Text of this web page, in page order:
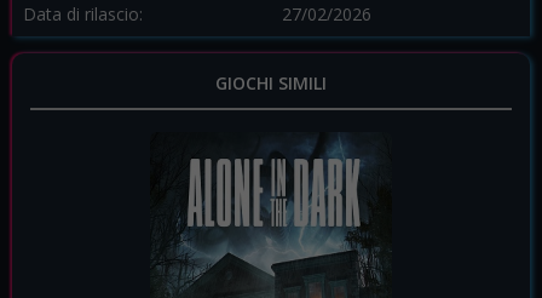
Data di rilascio:
27/02/2026
GIOCHI SIMILI